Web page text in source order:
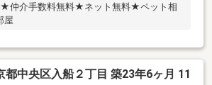
仲介手数料無料★ネット無料★ペット相
屋
都中央区入船２丁目 築23年6ヶ月 11